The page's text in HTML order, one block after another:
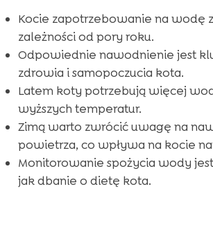
FAQ
Kocie zapotrzebowanie na wodę
zależności od pory roku.
Odpowiednie nawodnienie jest
zdrowia i samopoczucia kota.
Latem koty potrzebują więcej
wyższych temperatur.
Zimą warto zwrócić uwagę na
powietrza, co wpływa na kocie
Monitorowanie spożycia wody
jak dbanie o dietę kota.